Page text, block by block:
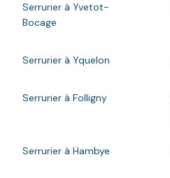
Serrurier à Yvetot-
Bocage
Serrurier à Yquelon
Serrurier à Folligny
Serrurier à Hambye